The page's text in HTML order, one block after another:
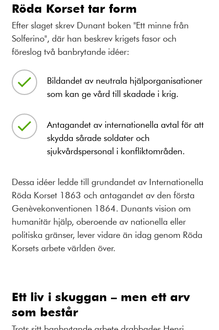
Röda Korset tar form
Efter slaget skrev Dunant boken "Ett minne från
Solferino", där han beskrev krigets fasor och
föreslog två banbrytande idéer:
Bildandet av neutrala hjälporganisationer
som kan ge vård till skadade i krig.
Antagandet av internationella avtal för att
skydda sårade soldater och
sjukvårdspersonal i konfliktområden.
Dessa idéer ledde till grundandet av Internationella
Röda Korset 1863 och antagandet av den första
Genèvekonventionen 1864. Dunants vision om
humanitär hjälp, oberoende av nationella eller
politiska gränser, lever vidare än idag genom Röda
Korsets arbete världen över.
Ett liv i skuggan – men ett arv
som består